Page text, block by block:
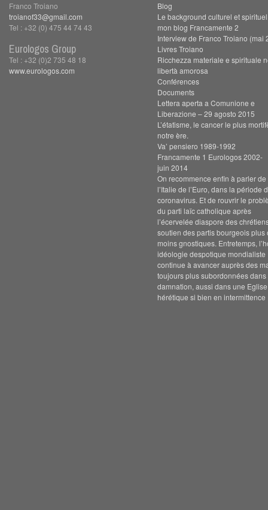
Franco Troiano
troianof33@gmail.com
Tel : +32 (0) 475 44 74 43
Eurologos Group
Tel : +32 (0)2 735 48 18
www.eurologos.com
Blog
Le background culturel et
mon blog Francamente 2
Interview de Franco Troiano (mai
Livres Troiano
Ricchezza materiale e spirituale
libertà amorosa
Conférences
Documents
Lettera aperta a Comunione e
Liberazione – 29 agosto 2015
L’étatisme, le cancer le plus
notre ère.
Va’ pensiero 1989-1992
Francamente 1 Eurologos 2002-
juin 2014
On recommence enfin à parler de
l’Italie de l’Euro, dans la période
coronavirus. Et de rouvrir le
du parti laïc catholique après
l’écervelée diaspore des
soutien des partis bourgeois plus
moins gnostiques. Entretemps,
idéologie despotique mondialiste
continue à avancer auprès des
toujours plus subordonnées dans
damnation, aussi dans une Eglise
hérétique si bien en intermittence